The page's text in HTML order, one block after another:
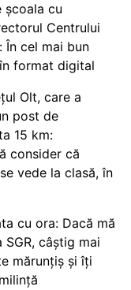
școala cu
Centrului
În cel mai bun
format digital
Olt, care a
post de
15 km:
consider că
vede la clasă, în
cu ora: Dacă mă
câștig mai
mărunțiș și îți